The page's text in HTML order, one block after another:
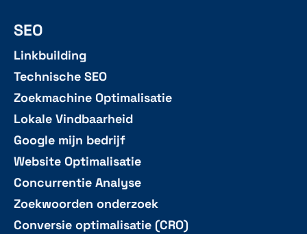
SEO
Linkbuilding
Technische SEO
Zoekmachine Optimalisatie
Lokale Vindbaarheid
Google mijn bedrijf
Website Optimalisatie
Concurrentie Analyse
Zoekwoorden onderzoek
Conversie optimalisatie (CRO)